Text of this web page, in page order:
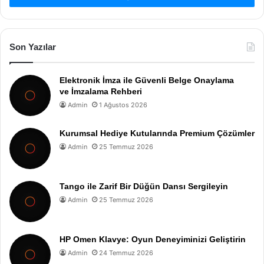
Son Yazılar
Elektronik İmza ile Güvenli Belge Onaylama
ve İmzalama Rehberi
Admin 1 Ağustos 2026
Kurumsal Hediye Kutularında Premium Çözümler
Admin 25 Temmuz 2026
Tango ile Zarif Bir Düğün Dansı Sergileyin
Admin 25 Temmuz 2026
HP Omen Klavye: Oyun Deneyiminizi Geliştirin
Admin 24 Temmuz 2026